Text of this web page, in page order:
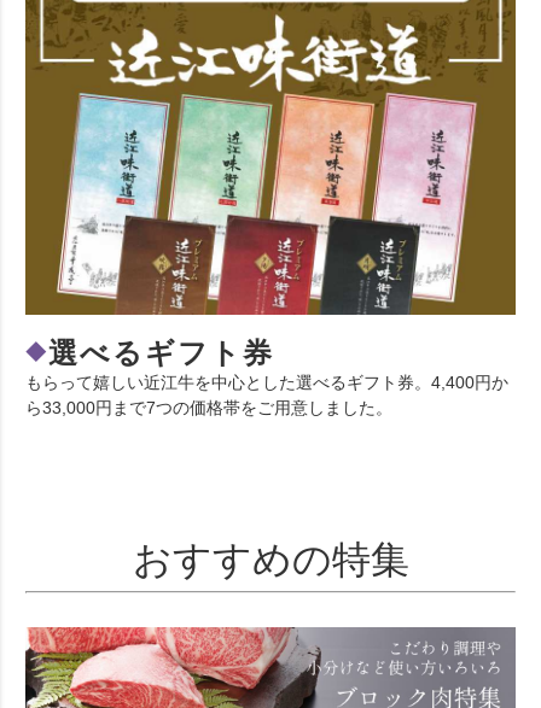
◆選べるギフト券
もらって嬉しい近江牛を中心とした選べるギフト券。4,400円か
ら33,000円まで7つの価格帯をご用意しました。
おすすめの特集